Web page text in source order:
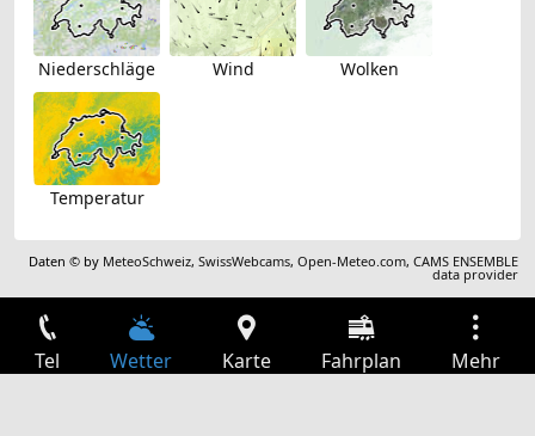
Niederschläge Wind Wolken
Temperatur
Daten © by MeteoSchweiz,SwissWebcams,Open-Meteo.com,CAMS ENSEMBLE
data provider
Tel Wetter Karte Fahrplan Mehr